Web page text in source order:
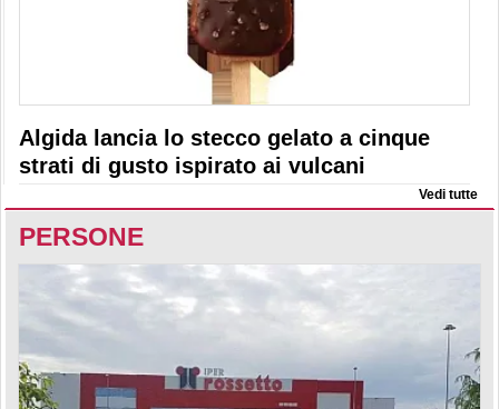
Algida lancia lo stecco gelato a cinque
strati di gusto ispirato ai vulcani
Vedi tutte
PERSONE